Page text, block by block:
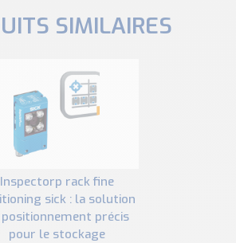
SIMILAIRES
inspectorp rack fine
sick : la solution
positionnement précis
pour le stockage